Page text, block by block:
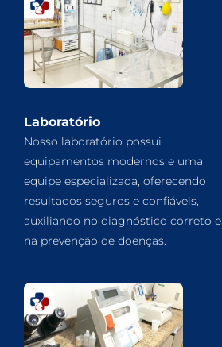
Laboratório
Nosso laboratório possui
equipamentos modernos e uma
equipe especializada, oferecendo
resultados seguros e confiáveis,
auxiliando no diagnóstico correto e
na prevenção de doenças.